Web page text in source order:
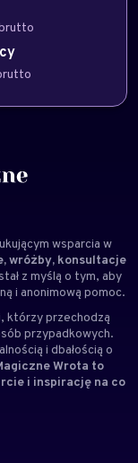
wsparcia w
wróżby, konsultacje
z myślą o tym, aby
i anonimową pomoc.
, którzy przechodzą
przypadkowych.
i dbałością o
Wrota to
i inspirację na co